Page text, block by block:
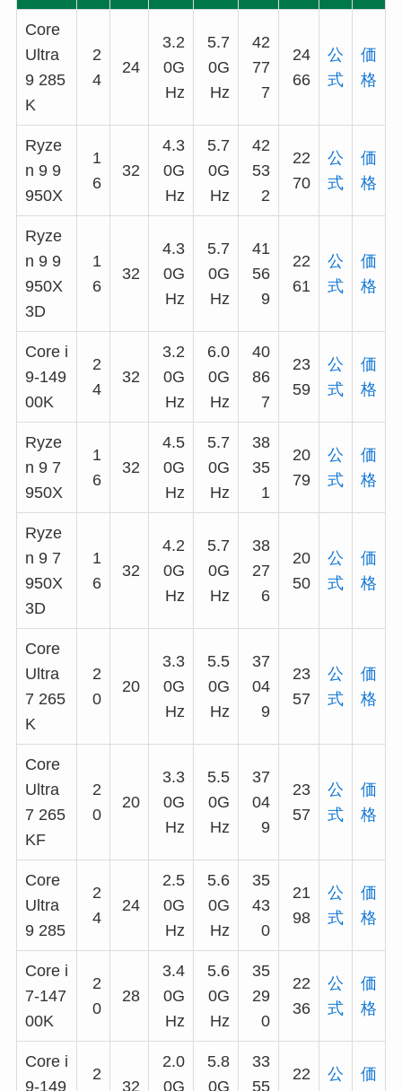
Core
Ultra
9 285
K
2
4
24
3.2
0G
Hz
5.7
0G
Hz
42
77
7
24
66
公
式
価
格
Ryze
n 9 9
950X
1
6
32
4.3
0G
Hz
5.7
0G
Hz
42
53
2
22
70
公
式
価
格
Ryze
n 9 9
950X
3D
1
6
32
4.3
0G
Hz
5.7
0G
Hz
41
56
9
22
61
公
式
価
格
Core i
9-149
00K
2
4
32
3.2
0G
Hz
6.0
0G
Hz
40
86
7
23
59
公
式
価
格
Ryze
n 9 7
950X
1
6
32
4.5
0G
Hz
5.7
0G
Hz
38
35
1
20
79
公
式
価
格
Ryze
n 9 7
950X
3D
1
6
32
4.2
0G
Hz
5.7
0G
Hz
38
27
6
20
50
公
式
価
格
Core
Ultra
7 265
K
2
0
20
3.3
0G
Hz
5.5
0G
Hz
37
04
9
23
57
公
式
価
格
Core
Ultra
7 265
KF
2
0
20
3.3
0G
Hz
5.5
0G
Hz
37
04
9
23
57
公
式
価
格
Core
Ultra
9 285
2
4
24
2.5
0G
Hz
5.6
0G
Hz
35
43
0
21
98
公
式
価
格
Core i
7-147
00K
2
0
28
3.4
0G
Hz
5.6
0G
Hz
35
29
0
22
36
公
式
価
格
Core i
9-149
2
32
2.0
0G
5.8
0G
33
55
22
公
価